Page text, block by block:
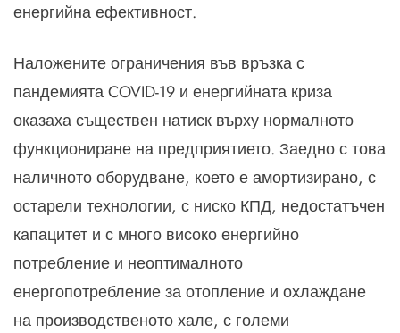
енергийна ефективност.
Наложените ограничения във връзка с
пандемията COVID-19 и енергийната криза
оказаха съществен натиск върху нормалното
функциониране на предприятието. Заедно с това
наличното оборудване, което е амортизирано, с
остарели технологии, с ниско КПД, недостатъчен
капацитет и с много високо енергийно
потребление и неоптималното
енергопотребление за отопление и охлаждане
на производственото хале, с големи